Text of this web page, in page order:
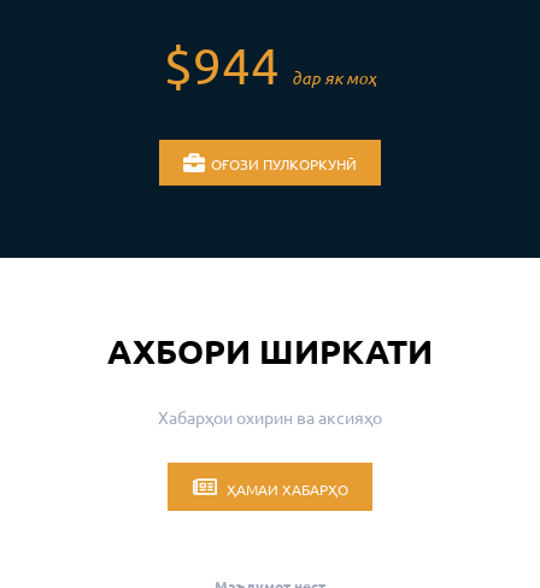
$944 дар як моҳ
ОҒОЗИ ПУЛКОРКУНӢ
АХБОРИ ШИРКАТИ
Хабарҳои охирин ва аксияҳо
ҲАМАИ ХАБАРҲО